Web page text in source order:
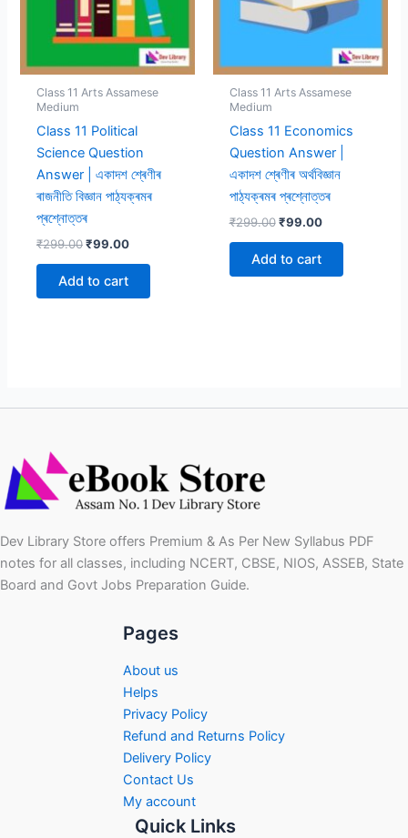
Class 11 Arts Assamese
Medium
Class 11 Political
Science Question
Answer | একাদশ শ্ৰেণীৰ
ৰাজনীতি বিজ্ঞান পাঠ্যক্ৰমৰ
প্ৰশ্নোত্তৰ
₹299.00Original
was:
₹299.00.
₹99.00Current
₹99.00.
Add to cart
Class 11 Arts Assamese
Medium
Class 11 Economics
Question Answer |
একাদশ শ্ৰেণীৰ অৰ্থবিজ্ঞান
পাঠ্যক্ৰমৰ প্ৰশ্নোত্তৰ
₹299.00 Original
was:
₹299.00.
₹99.00Current
₹99.00.
Add to cart
Dev Library Store offers Premium & As Per New Syllabus PDF
notes for all classes, including NCERT, CBSE, NIOS, ASSEB, State
Board and Govt Jobs Preparation Guide.
Pages
About us
Helps
Privacy Policy
Refund and Returns Policy
Delivery Policy
Contact Us
My account
Quick Links